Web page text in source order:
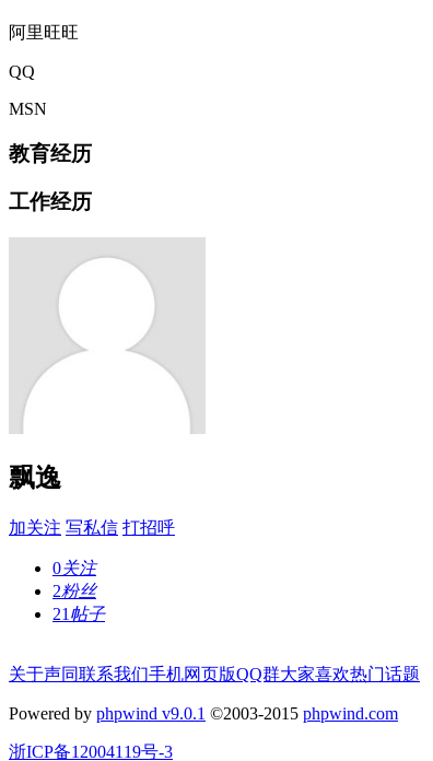
阿里旺旺
QQ
MSN
教育经历
工作经历
飘逸
加关注 写私信 打招呼
0关注
2粉丝
21 帖子
关于声同联系我们手机网页版QQ群大家喜欢热门话题
Powered by phpwind v9.0.1 ©2003-2015 phpwind.com
浙ICP备12004119号-3